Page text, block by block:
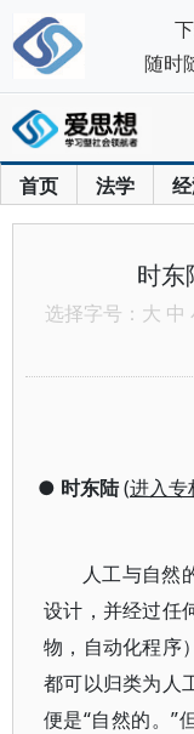
首页 法学
时东
选择字号： 大 中
● 时东陆(进入专
人工与自然
设计，并经过任
物，自动化程序
都可以归类为人
便是“自然的。”
随时